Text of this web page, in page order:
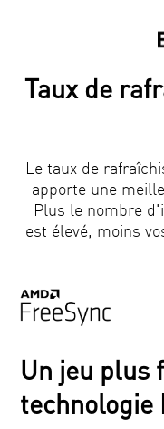
Taux de
Le taux de
apporte une
Plus le nombre
est élevé, moins
Un jeu plus
technologie